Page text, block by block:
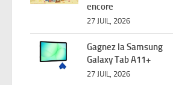
encore
27 JUIL, 2026
Gagnez la Samsung
Galaxy Tab A11+
27 JUIL, 2026